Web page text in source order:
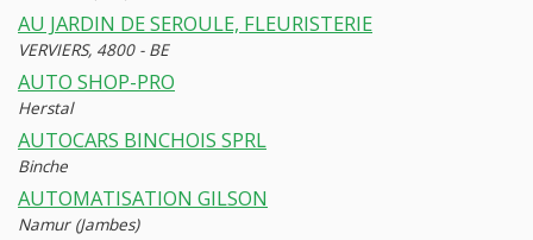
AU JARDIN DE SEROULE, FLEURISTERIE
VERVIERS, 4800 - BE
AUTO SHOP-PRO
Herstal
AUTOCARS BINCHOIS SPRL
Binche
AUTOMATISATION GILSON
Namur (Jambes)